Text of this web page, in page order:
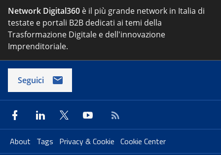
Network Digital360 è il più grande network in Italia di
testate e portali B2B dedicati ai temi della
Trasformazione Digitale e dell'innovazione
Imprenditoriale.
Seguici
About Tags Privacy & Cookie Cookie Center